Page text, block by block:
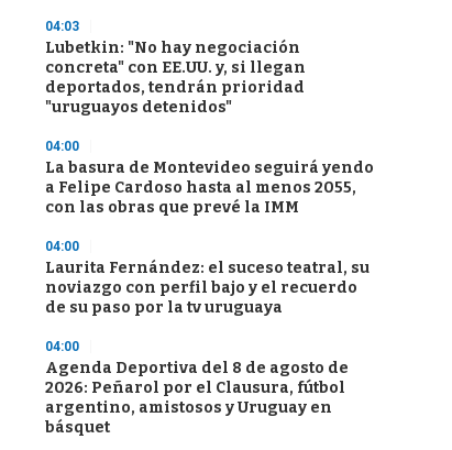
04:03
Lubetkin: "No hay negociación
concreta" con EE.UU. y, si llegan
deportados, tendrán prioridad
"uruguayos detenidos"
04:00
La basura de Montevideo seguirá yendo
a Felipe Cardoso hasta al menos 2055,
con las obras que prevé la IMM
04:00
Laurita Fernández: el suceso teatral, su
noviazgo con perfil bajo y el recuerdo
de su paso por la tv uruguaya
04:00
Agenda Deportiva del 8 de agosto de
2026: Peñarol por el Clausura, fútbol
argentino, amistosos y Uruguay en
básquet